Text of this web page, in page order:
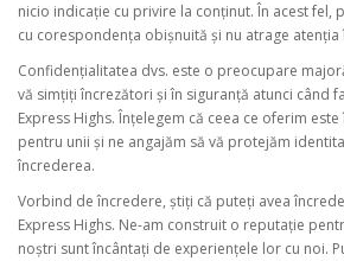
nicio indicație cu privire la conținut. În acest fel,
cu corespondența obișnuită și nu atrage atenția
Confidențialitatea dvs. este o preocupare
vă simțiți încrezători și în siguranță atunci când
Express Highs. Înțelegem că ceea ce oferim
pentru unii și ne angajăm să vă protejăm
încrederea.
Vorbind de încredere, știți că puteți avea
Express Highs. Ne-am construit o reputație
noștri sunt încântați de experiențele lor cu noi.